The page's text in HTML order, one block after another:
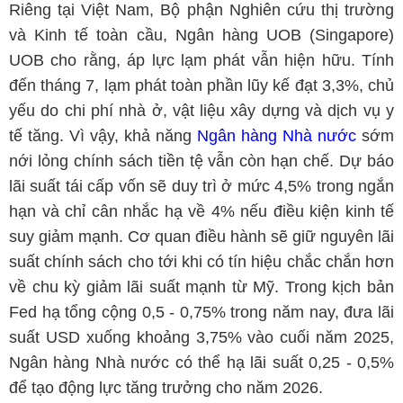
Riêng tại Việt Nam, Bộ phận Nghiên cứu thị trường
và Kinh tế toàn cầu, Ngân hàng UOB (Singapore)
UOB cho rằng, áp lực lạm phát vẫn hiện hữu. Tính
đến tháng 7, lạm phát toàn phần lũy kế đạt 3,3%, chủ
yếu do chi phí nhà ở, vật liệu xây dựng và dịch vụ y
tế tăng. Vì vậy, khả năng Ngân hàng Nhà nước sớm
nới lỏng chính sách tiền tệ vẫn còn hạn chế. Dự báo
lãi suất tái cấp vốn sẽ duy trì ở mức 4,5% trong ngắn
hạn và chỉ cân nhắc hạ về 4% nếu điều kiện kinh tế
suy giảm mạnh. Cơ quan điều hành sẽ giữ nguyên lãi
suất chính sách cho tới khi có tín hiệu chắc chắn hơn
về chu kỳ giảm lãi suất mạnh từ Mỹ. Trong kịch bản
Fed hạ tổng cộng 0,5 - 0,75% trong năm nay, đưa lãi
suất USD xuống khoảng 3,75% vào cuối năm 2025,
Ngân hàng Nhà nước có thể hạ lãi suất 0,25 - 0,5%
để tạo động lực tăng trưởng cho năm 2026.